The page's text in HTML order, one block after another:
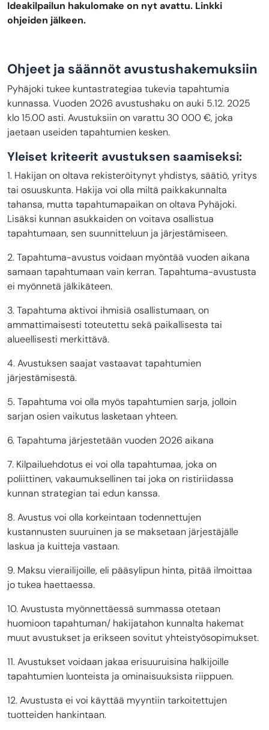
Ideakilpailun hakulomake on nyt avattu. Linkki
ohjeiden jälkeen.
Ohjeet ja säännöt avustushakemuksiin
Pyhäjoki tukee kuntastrategiaa tukevia tapahtumia
kunnassa. Vuoden 2026 avustushaku on auki 5.12. 2025
klo 15.00 asti. Avustuksiin on varattu 30 000 €, joka
jaetaan useiden tapahtumien kesken.
Yleiset kriteerit avustuksen saamiseksi:
1. Hakijan on oltava rekisteröitynyt yhdistys, säätiö, yritys
tai osuuskunta. Hakija voi olla miltä paikkakunnalta
tahansa, mutta tapahtumapaikan on oltava Pyhäjoki.
Lisäksi kunnan asukkaiden on voitava osallistua
tapahtumaan, sen suunnitteluun ja järjestämiseen.
2. Tapahtuma-avustus voidaan myöntää vuoden aikana
samaan tapahtumaan vain kerran. Tapahtuma-avustusta
ei myönnetä jälkikäteen.
3. Tapahtuma aktivoi ihmisiä osallistumaan, on
ammattimaisesti toteutettu sekä paikallisesta tai
alueellisesti merkittävä.
4. Avustuksen saajat vastaavat tapahtumien
järjestämisestä.
5. Tapahtuma voi olla myös tapahtumien sarja, jolloin
sarjan osien vaikutus lasketaan yhteen.
6. Tapahtuma järjestetään vuoden 2026 aikana
7. Kilpailuehdotus ei voi olla tapahtumaa, joka on
poliittinen, vakaumuksellinen tai joka on ristiriidassa
kunnan strategian tai edun kanssa.
8. Avustus voi olla korkeintaan todennettujen
kustannusten suuruinen ja se maksetaan järjestäjälle
laskua ja kuitteja vastaan.
9. Maksu vierailijoille, eli pääsylipun hinta, pitää ilmoittaa
jo tukea haettaessa.
10. Avustusta myönnettäessä summassa otetaan
huomioon tapahtuman/ hakijatahon kunnalta hakemat
muut avustukset ja erikseen sovitut yhteistyösopimukset.
11. Avustukset voidaan jakaa erisuuruisina halkijoille
tapahtumien luonteista ja ominaisuuksista riippuen.
12. Avustusta ei voi käyttää myyntiin tarkoitettujen
tuotteiden hankintaan.